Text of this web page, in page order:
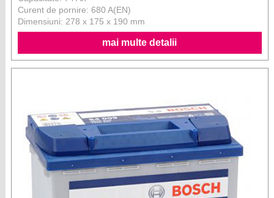
Curent de pornire: 680 A(EN)
Dimensiuni: 278 x 175 x 190 mm
mai multe detalii